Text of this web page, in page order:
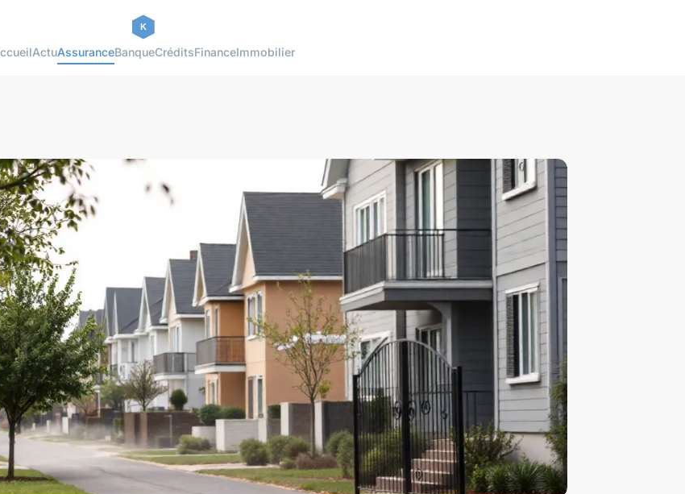
ActuAssuranceBanqueCréditsFinanceImmobilier